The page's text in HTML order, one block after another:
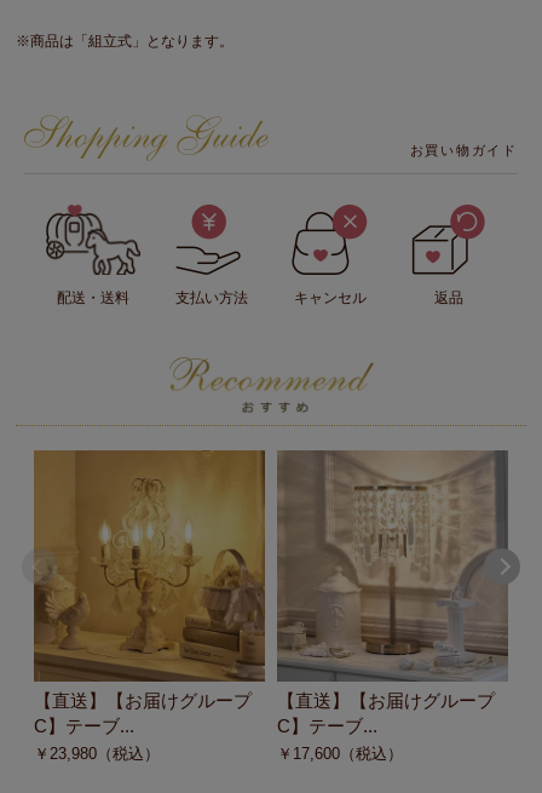
※商品は「組立式」となります。
お買い物ガイド
配送・送料 支払い方法 キャンセル 返品
【直送】【お届けグループ
C】テーブ...
￥23,980 （税込）
【直送】【お届けグループ
C】テーブ...
￥ 17,600 （税込）